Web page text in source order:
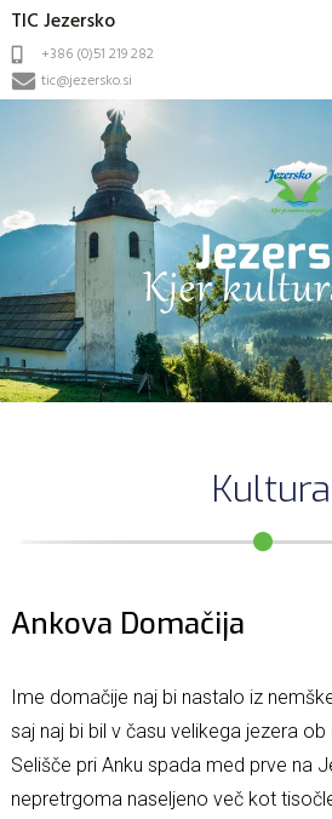
TIC Jezersko
+386 (0)51 219 282
tic@jezersko.si
Kultura
Ankova Domačija
Ime domačije naj bi nastalo iz
saj naj bi bil v času velikega jezera
Selišče pri Anku spada med prve na
nepretrgoma naseljeno več kot